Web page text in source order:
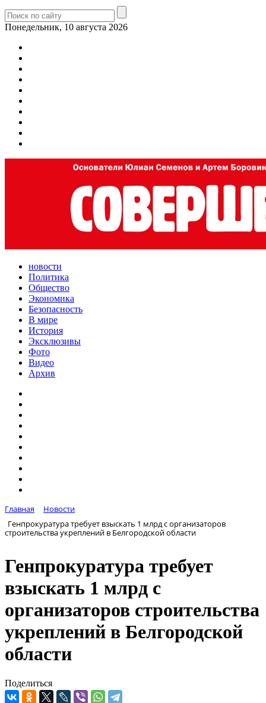
Понедельник, 10 августа 2026
новости
Политика
Общество
Экономика
Безопасность
В мире
История
Эксклюзивы
Фото
Видео
Архив
Главная
Новости
Генпрокуратура требует взыскать 1 млрд с организаторов
строительства укреплений в Белгородской области
Генпрокуратура требует
взыскать 1 млрд с
организаторов строительства
укреплений в Белгородской
области
Поделиться